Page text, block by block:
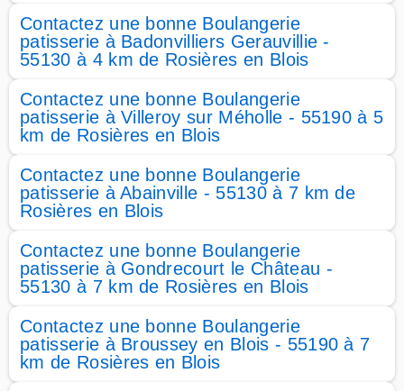
Contactez une bonne Boulangerie
patisserie à Badonvilliers Gerauvillie -
55130 à 4 km de Rosières en Blois
Contactez une bonne Boulangerie
patisserie à Villeroy sur Méholle - 55190 à 5
km de Rosières en Blois
Contactez une bonne Boulangerie
patisserie à Abainville - 55130 à 7 km de
Rosières en Blois
Contactez une bonne Boulangerie
patisserie à Gondrecourt le Château -
55130 à 7 km de Rosières en Blois
Contactez une bonne Boulangerie
patisserie à Broussey en Blois - 55190 à 7
km de Rosières en Blois